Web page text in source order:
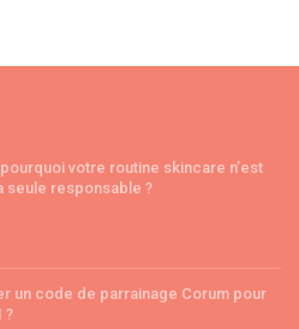
votre routine skincare n’est
seule responsable ?
un code de parrainage Corum pour
?